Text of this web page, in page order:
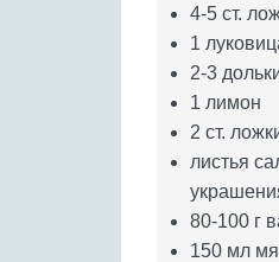
4-5 ст.
1
2-3
1 лимон
2 ст.
листья
80-100 г
150 мл